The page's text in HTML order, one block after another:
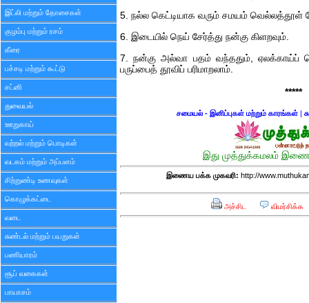
இட்லி மற்றும் தோசைகள்
குழம்பு மற்றும் ரசம்
கீரை
பச்சடி மற்றும் கூட்டு
சட்னி
துவையல்
ஊறுகாய்
வற்றல் மற்றும் பொடிகள்
வடகம் மற்றும் அப்பளம்
சிற்றுண்டி உணவுகள்
கொழுக்கட்டை
வடை
சுண்டல் மற்றும் பயறுகள்
பணியாரம்
சூப் வகைகள்
பாயாசம்
5. நல்ல கெட்டியாக வரும் சமயம் வெல்லத்தூள்
6. இடையில் நெய் சேர்த்து நன்கு கிளறவும்.
7. நன்கு அல்வா பதம் வந்ததும், ஏலக்காய்ப்
பருப்பைத் தூவிப் பரிமாறலாம்.
*****
சமையல் - இனிப்புகள் மற்றும் காரங்கள்|
இது முத்துக்கமலம்
இணைய பக்க முகவரி: http://
அச்சிட விமர்சிக்க